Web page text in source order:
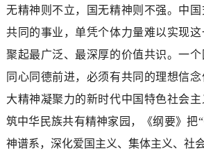
无精神则不立，国无精神则不强。中
共同的事业，单凭个体力量难以实现
聚起最广泛、最深厚的价值共识。一
同心同德前进，必须有共同的理想信
大精神凝聚力的新时代中国特色社会
筑中华民族共有精神家园，《纲要》把
神谱系，深化爱国主义、集体主义、社